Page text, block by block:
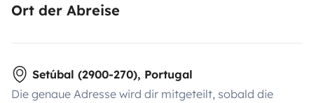
Ort der Abreise
Setúbal (2900-270), Portugal
Die genaue Adresse wird dir mitgeteilt, sobald die